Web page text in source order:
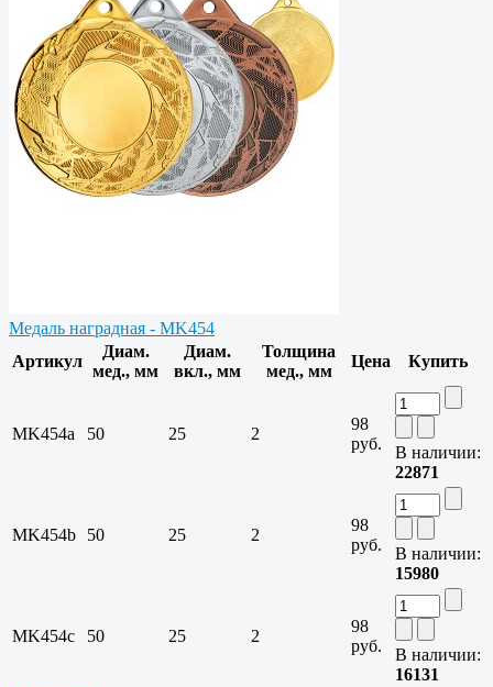
Медаль наградная - MK454
Артикул
Диам.
мед., мм
Диам.
вкл., мм
Толщина
мед., мм
Цена Купить
MK454a 50 25 2
98
руб.
В наличии:
22871
MK454b 50 25 2
98
руб.
В наличии:
15980
MK454c 50 25 2
98
руб.
В наличии:
16131